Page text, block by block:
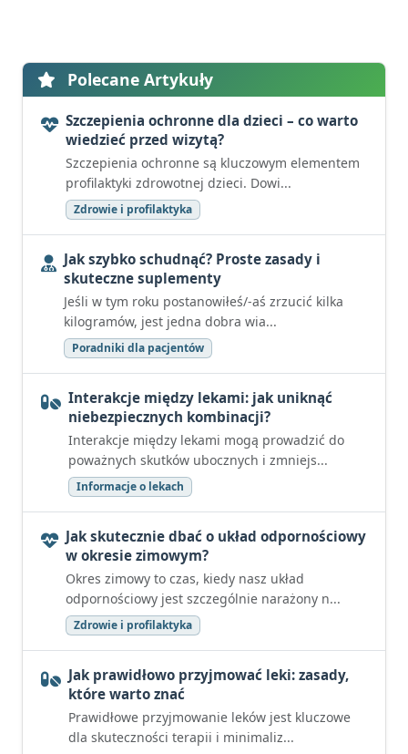
Polecane Artykuły
Szczepienia ochronne dla dzieci – co warto
wiedzieć przed wizytą?
Szczepienia ochronne są kluczowym elementem
profilaktyki zdrowotnej dzieci. Dowi...
Zdrowie i profilaktyka
Jak szybko schudnąć? Proste zasady i
skuteczne suplementy
Jeśli w tym roku postanowiłeś/-aś zrzucić kilka
kilogramów, jest jedna dobra wia...
Poradniki dla pacjentów
Interakcje między lekami: jak uniknąć
niebezpiecznych kombinacji?
Interakcje między lekami mogą prowadzić do
poważnych skutków ubocznych i zmniejs...
Informacje o lekach
Jak skutecznie dbać o układ odpornościowy
w okresie zimowym?
Okres zimowy to czas, kiedy nasz układ
odpornościowy jest szczególnie narażony n...
Zdrowie i profilaktyka
Jak prawidłowo przyjmować leki: zasady,
które warto znać
Prawidłowe przyjmowanie leków jest kluczowe
dla skuteczności terapii i minimaliz...